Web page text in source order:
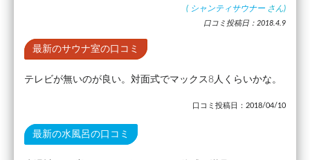
( シャンティサウナー さん)
口コミ投稿日：2018.4.9
最新のサウナ室の口コミ
テレビが無いのが良い。対面式でマックス8人くらいかな。
口コミ投稿日：2018/04/10
最新の水風呂の口コミ